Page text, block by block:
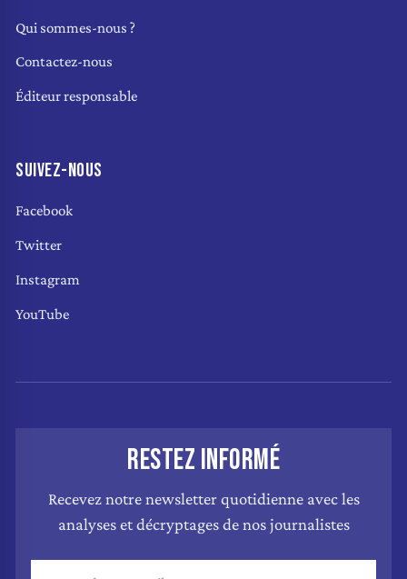
Qui sommes-nous ?
Contactez-nous
Éditeur responsable
SUIVEZ-NOUS
Facebook
Twitter
Instagram
YouTube
RESTEZ INFORMÉ
Recevez notre newsletter quotidienne avec les
analyses et décryptages de nos journalistes